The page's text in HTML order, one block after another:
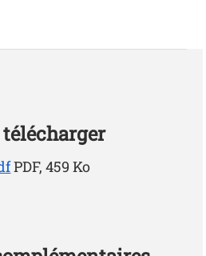
PDF, 459 Ko